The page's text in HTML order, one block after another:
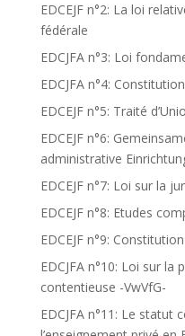
EDCEJF n°2: La loi
fédérale
EDCJFA n°3: Loi
EDCJFA n°4:
EDCEJF n°5: Traité
EDCEJF n°6:
administrative
EDCEJF n°7: Loi sur la
EDCEJF n°8: Etudes
EDCEJF n°9:
EDCJFA n°10: Loi sur
contentieuse -VwVfG-
EDCJFA n°11: Le statut